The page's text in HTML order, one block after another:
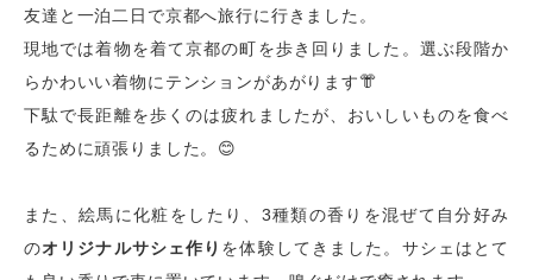
友達と一泊二日で京都へ旅行に行きました。
現地では着物を着て京都の町を歩き回りました。選ぶ段階か
らかわいい着物にテンションがあがります👘
下駄で長距離を歩くのは疲れましたが、おいしいものを食べ
るために頑張りました。😊
また、絵馬に化粧をしたり、 3種類の香りを混ぜて自分好み
のオリジナルサシェ作り を体験してきました。サシェはとて